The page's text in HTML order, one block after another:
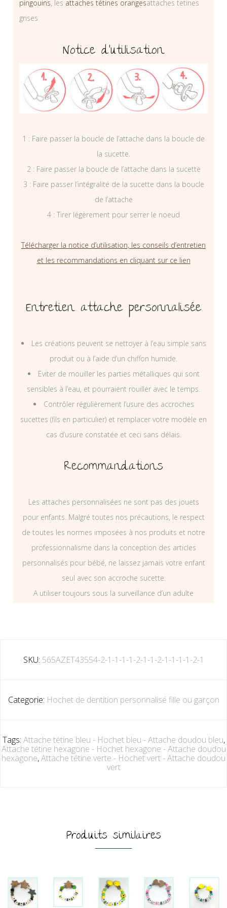
pingouins, les attaches tétines orangesattaches tetines
grises
Notice d’utilisation
1 : Faire passer la boucle de l’attache dans la boucle de
la sucette.
2 : Faire passer la boucle de l’attache dans la sucette
3 : Faire passer l’intégralité de la sucette dans la boucle
de l’attache
4 : Tirer légèrement pour serrer le noeud
Télécharger la notice d’utilisation, les conseils d’entretien
et les recommandations en cliquant sur ce lien
Entretien attache personnalisée
Les créations peuvent se nettoyer à l’eau simple sans
produit ou à l’aide d’un chiffon humide.
Eviter de mouiller les parties métalliques qui sont
sensibles à l’eau, et pourraient rouiller avec le temps.
Contrôler régulièrement l’usure des accroches
sucettes (fils en particulier) et remplacer votre modèle en
cas d’usure constatée et ceci sans délais.
Recommandations
Les attaches personnalisées ne sont pas des jouets
pour enfants. Malgré toutes nos précautions, le respect
de toutes les normes imposées à nos produits et notre
professionnalisme dans la conception des articles
personnalisés pour bébé, ne laissez jamais votre enfant
seul avec son accroche sucette.
A utiliser toujours sous la surveillance d’un adulte
SKU: 565AZET43554-2-1-1-1-1-2-1-1-2-1-1-1-1-2-1
Categorie: Hochet de dentition personnalisé fille ou garçon
Tags: Attache tétine bleu - Hochet bleu - Attache doudou bleu,
Attache tétine hexagone - Hochet hexagone - Attache doudou
hexagone,Attache tétine verte - Hochet vert - Attache doudou
vert
Produits similaires